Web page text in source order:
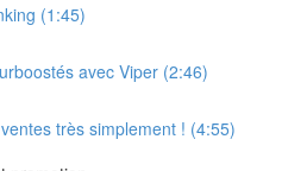
(1:45)
avec Viper (2:46)
très simplement ! (4:55)